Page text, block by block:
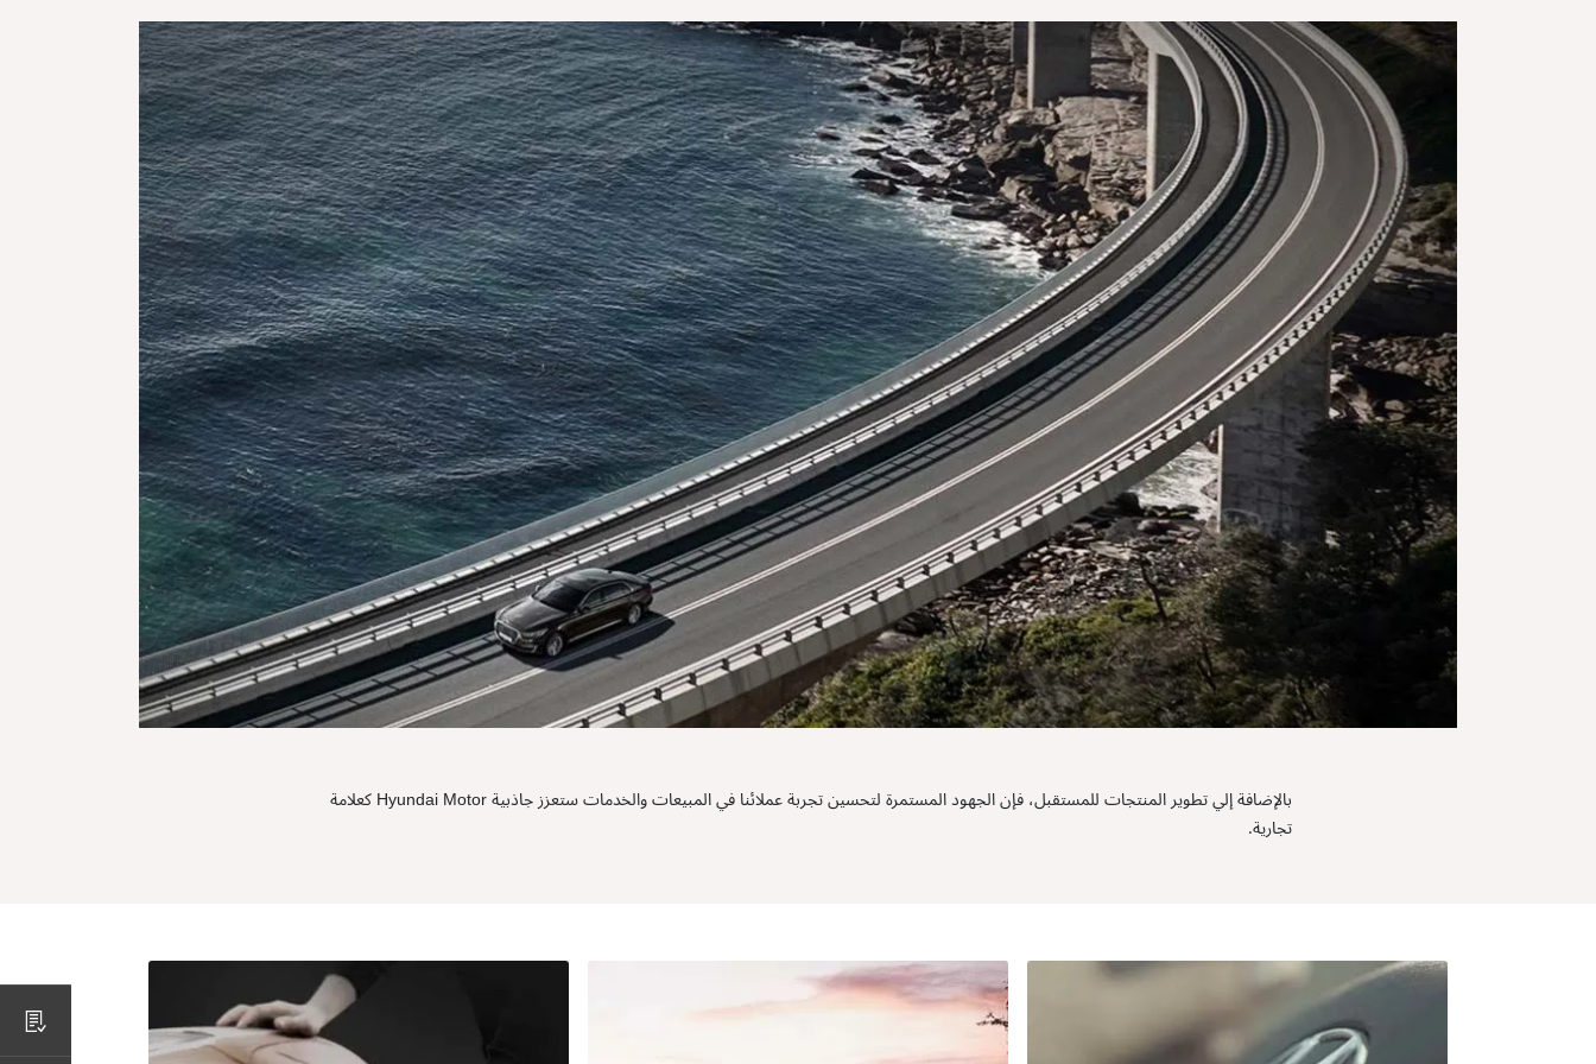
بالإضافة إلي تطوير المنتجات للمستقبل، فإن الجهود المستمرة لتحسين تجربة عملائنا في المبيعات والخدمات ستعزز جاذبية Hyundai Motor كعلامة
تجارية.
اطلب عرض أسعار